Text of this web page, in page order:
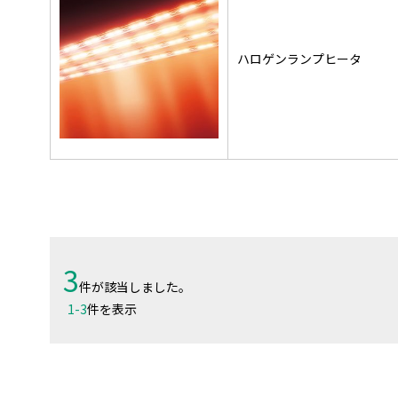
ハロゲンランプヒータ
3件が該当しました。
1-3件を表示